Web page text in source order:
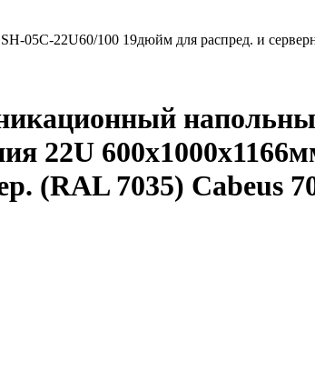
22U60/100 19дюйм для распред. и
22U
(RAL 7035) Cabeus